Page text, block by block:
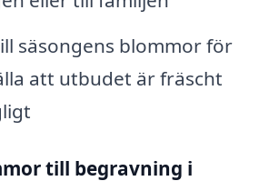
säsongens blommor för
att utbudet är fräscht
till begravning i